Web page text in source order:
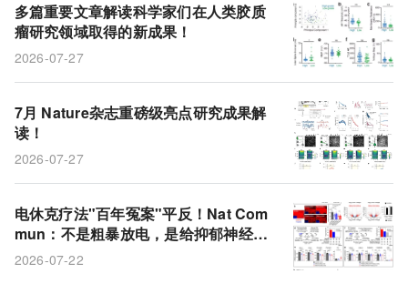
多篇重要文章解读科学家们在人类胶质
瘤研究领域取得的新成果！
2026-07-27
7月 Nature杂志重磅级亮点研究成果解
读！
2026-07-27
电休克疗法"百年冤案"平反！Nat Com
mun：不是粗暴放电，是给抑郁神经元
做了一次"系统重装"
2026-07-22